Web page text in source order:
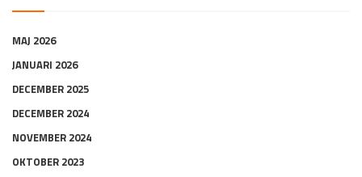
MAJ 2026
JANUARI 2026
DECEMBER 2025
DECEMBER 2024
NOVEMBER 2024
OKTOBER 2023